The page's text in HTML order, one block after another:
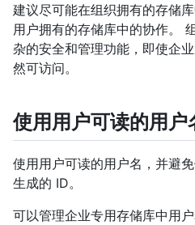
建议尽可能在组织拥有的存储
用户拥有的存储库中的协作。
杂的安全和管理功能，即使企
然可访问。
使用用户可读的用户
使用用户可读的用户名，并避
生成的 ID。
可以管理企业专用存储库中用